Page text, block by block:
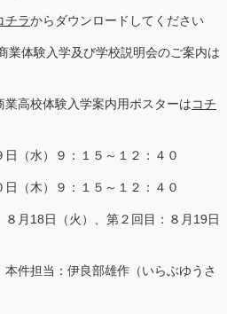
チラからダウンロードしてください
体験入学及び学校説明会のご案内は
高校体験入学案内用ポスターはコチ
（水）９：１５～１２：４０
（木）９：１５～１２：４０
月 18日（火）、第２回目：８月 19日
件担当：伊良部雄作（いらぶゆうさ